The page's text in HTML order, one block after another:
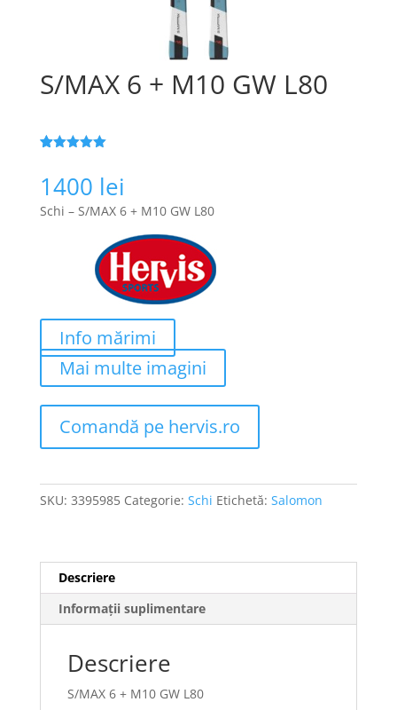
S/MAX 6 + M10 GW L80
baza ade
evaluări de
la clienți
1400 lei
Schi – S/MAX 6 + M10 GW L80
Info mărimi
Mai multe imagini
Comandă pe hervis.ro
SKU: 3395985 Categorie: Schi Etichetă: Salomon
Descriere
Informații suplimentare
Descriere
S/MAX 6 + M10 GW L80